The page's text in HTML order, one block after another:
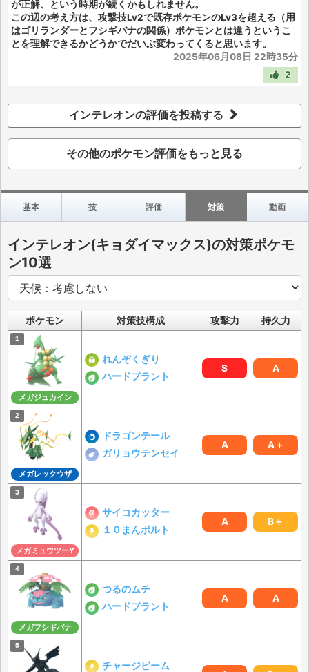
が正解、という時期が続くかもしれません。
この辺の考え方は、攻撃技Lv2で既存ポケモンのLv3を超える（用
はゴリランダーとフシギバナの関係）ポケモンとは違うというこ
とを理解できるかどうかでだいぶ変わってくると思います。
2025年06月08日 22時35分
2
インテレオンの評価を投稿する
その他のポケモン評価をもっと見る
基本 技 評価 対策 動画
インテレオン(キョダイマックス)の対策ポケモ
ン10選
ポケモン 対策技構成 攻撃力 持久力
メガジュカイン
れんぞくぎり
ハードプラント
S A
メガレックウザ
ドラゴンテール
ガリョウテンセイ
A A＋
メガミュウツーY
サイコカッター
１０まんボルト
A B＋
メガフシギバナ
つるのムチ
ハードプラント
A A
チャージビーム